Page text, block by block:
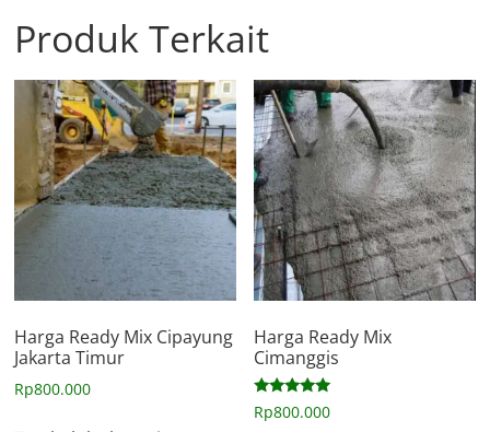
Produk Terkait
Harga Ready Mix Cipayung
Jakarta Timur
Rp800.000
Harga Ready Mix
Cimanggis
Dinilai
5.00
Rp800.000